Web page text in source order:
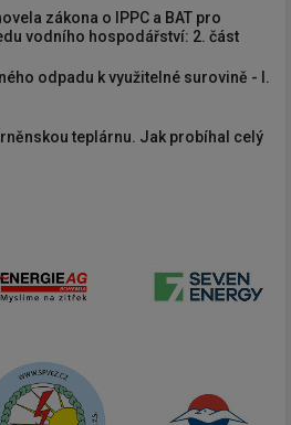
zákona o IPPC a BAT pro
vodního hospodářství: 2. část
odpadu k využitelné surovině - I.
teplárnu. Jak probíhal celý